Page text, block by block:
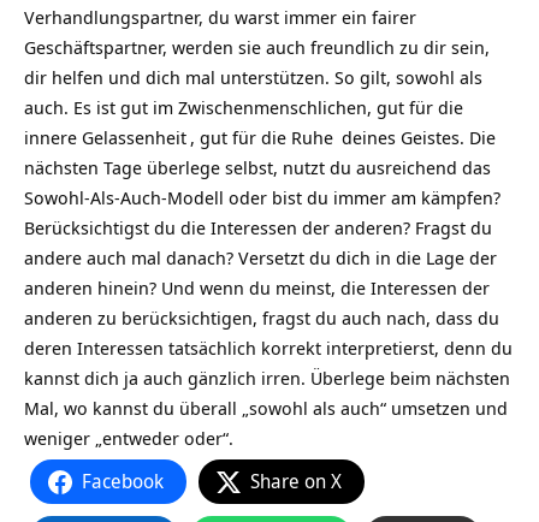
Verhandlungspartner, du warst immer ein fairer
Geschäftspartner, werden sie auch freundlich zu dir sein,
dir helfen und dich mal unterstützen. So gilt, sowohl als
auch. Es ist gut im Zwischenmenschlichen, gut für die
innere Gelassenheit , gut für die Ruhe deines Geistes. Die
nächsten Tage überlege selbst, nutzt du ausreichend das
Sowohl-Als-Auch-Modell oder bist du immer am kämpfen?
Berücksichtigst du die Interessen der anderen? Fragst du
andere auch mal danach? Versetzt du dich in die Lage der
anderen hinein? Und wenn du meinst, die Interessen der
anderen zu berücksichtigen, fragst du auch nach, dass du
deren Interessen tatsächlich korrekt interpretierst, denn du
kannst dich ja auch gänzlich irren. Überlege beim nächsten
Mal, wo kannst du überall „sowohl als auch“ umsetzen und
weniger „entweder oder“.
Facebook Share on X